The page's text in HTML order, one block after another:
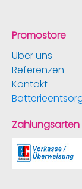
Promostore
Über uns
Referenzen
Kontakt
Zahlungsarten